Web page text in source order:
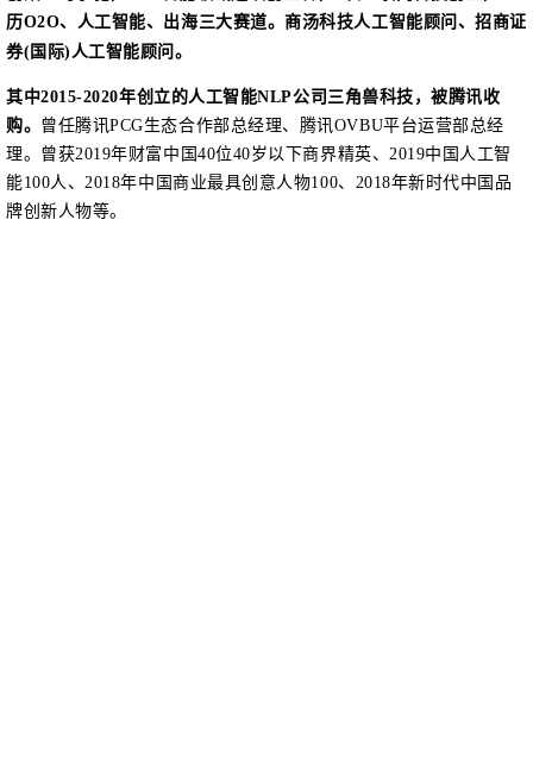
历O2O、人工智能、出海三大赛道。商汤科技人工智能顾问、招商证
券(国际)人工智能顾问。
其中2015-2020年创立的人工智能NLP公司三角兽科技，被腾讯收
购。 曾任腾讯PCG生态合作部总经理、腾讯OVBU平台运营部总经
理。曾获2019年财富中国40位40岁以下商界精英、2019中国人工智
能100人、2018年中国商业最具创意人物100、2018年新时代中国品
牌创新人物等。